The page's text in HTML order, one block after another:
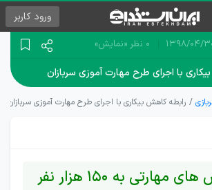
ورود کاربر
۰۴/۳۰ 0 نظر «نمایش»
با اجرای طرح مهارت آموزی سربازان
رابطه کاهش بیکاری با اجرای طرح مهارت آموزی سربازان
ارائه آموزش‌ های مهارتی به 150 هزار نفر